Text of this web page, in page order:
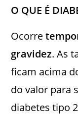
O QUE É
Ocorre
gravidez. As
ficam acima
do valor para
diabetes tipo